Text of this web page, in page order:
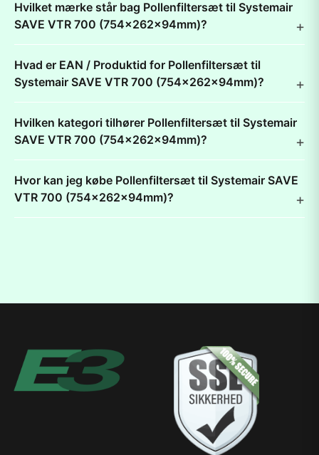
Hvilket mærke står bag Pollenfiltersæt til Systemair
SAVE VTR 700 (754x262x94mm)?
Hvad er EAN / Produktid for Pollenfiltersæt til
Systemair SAVE VTR 700 (754x262x94mm)?
Hvilken kategori tilhører Pollenfiltersæt til Systemair
SAVE VTR 700 (754x262x94mm)?
Hvor kan jeg købe Pollenfiltersæt til Systemair SAVE
VTR 700 (754x262x94mm)?